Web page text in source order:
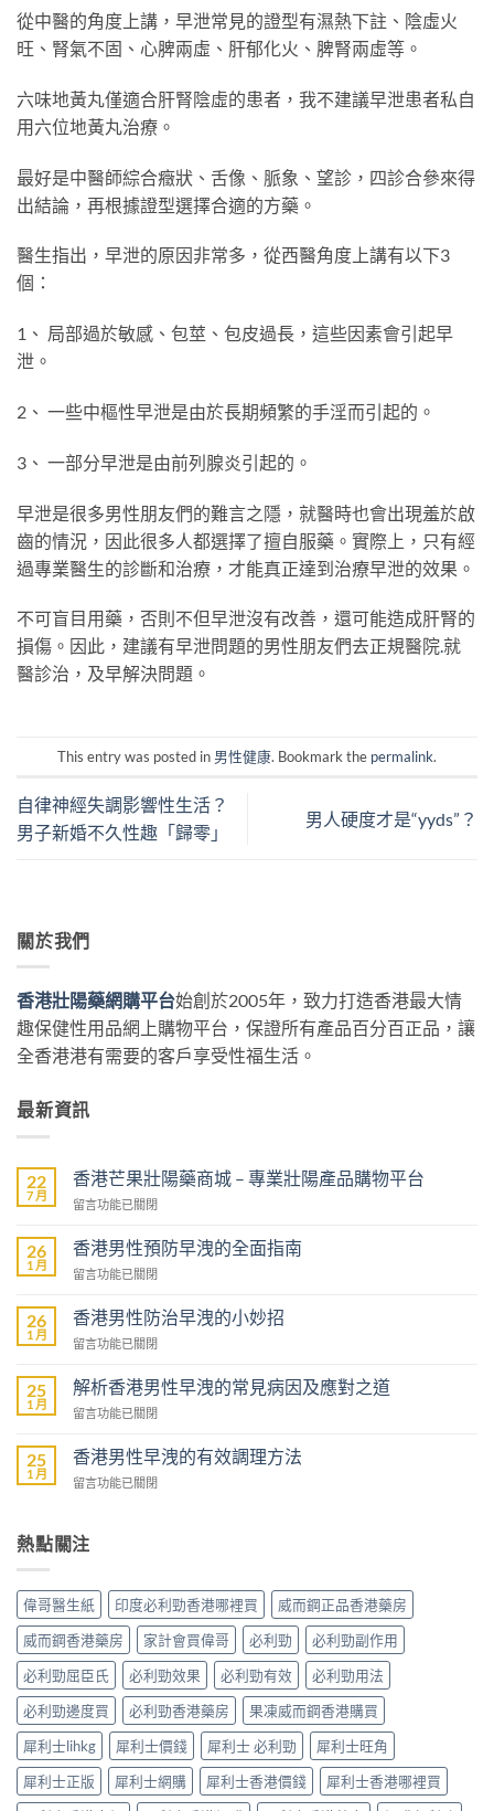
從中醫的角度上講，早泄常見的證型有濕熱下註、陰虛火
旺、腎氣不固、心脾兩虛、肝郁化火、脾腎兩虛等。
六味地黃丸僅適合肝腎陰虛的患者，我不建議早泄患者私自
用六位地黃丸治療。
最好是中醫師綜合癥狀、舌像、脈象、望診，四診合參來得
出結論，再根據證型選擇合適的方藥。
醫生指出，早泄的原因非常多，從西醫角度上講有以下3
個：
1、 局部過於敏感、包莖、包皮過長，這些因素會引起早
泄。
2、 一些中樞性早泄是由於長期頻繁的手淫而引起的。
3、 一部分早泄是由前列腺炎引起的。
早泄是很多男性朋友們的難言之隱，就醫時也會出現羞於啟
齒的情況，因此很多人都選擇了擅自服藥。實際上，只有經
過專業醫生的診斷和治療，才能真正達到治療早泄的效果。
不可盲目用藥，否則不但早泄沒有改善，還可能造成肝腎的
損傷。因此，建議有早泄問題的男性朋友們去正規醫院.就
醫診治，及早解決問題。
This entry was posted in 男性健康. Bookmark the permalink.
自律神經失調影響性生活？
男子新婚不久性趣「歸零」
男人硬度才是“yyds”？
關於我們
香港壯陽藥網購平台始創於2005年，致力打造香港最大情
趣保健性用品網上購物平台，保證所有產品百分百正品，讓
全香港港有需要的客戶享受性福生活。
最新資訊
22
7 月
香港芒果壯陽藥商城 – 專業壯陽產品購物平台
在
港
芒
果
陽
藥
商
–
專
壯
陽
產
物
中
留言功能已關閉
26
1 月
香港男性預防早洩的全面指南
在
港
男
性
防
早
洩
全
面
中
留言功能已關閉
26
1 月
香港男性防治早洩的小妙招
在
港
男
性
治
早
洩
妙
留言功能已關閉
25
1 月
解析香港男性早洩的常見病因及應對之道
在
析
香
港
早
常
見
病
因
及
應
對
之
道〉
中
留言功能已關閉
25
1 月
香港男性早洩的有效調理方法
在
男
性
洩
的
有
效
調
理
方
法〉
中
留言功能已關閉
熱點關注
偉哥醫生紙 印度必利勁香港哪裡買
威而鋼正品香港藥房
威而鋼香港藥房
家計會買偉哥 必利勁
必利勁副作用
必利勁屈臣氏
必利勁效果 必利勁有效
必利勁用法
必利勁邊度買
必利勁香港藥房
果凍威而鋼香港購買
犀利士lihkg
犀利士價錢 犀利士 必利勁
犀利士旺角
犀利士正版
犀利士網購 犀利士香港價錢
犀利士香港哪裡買